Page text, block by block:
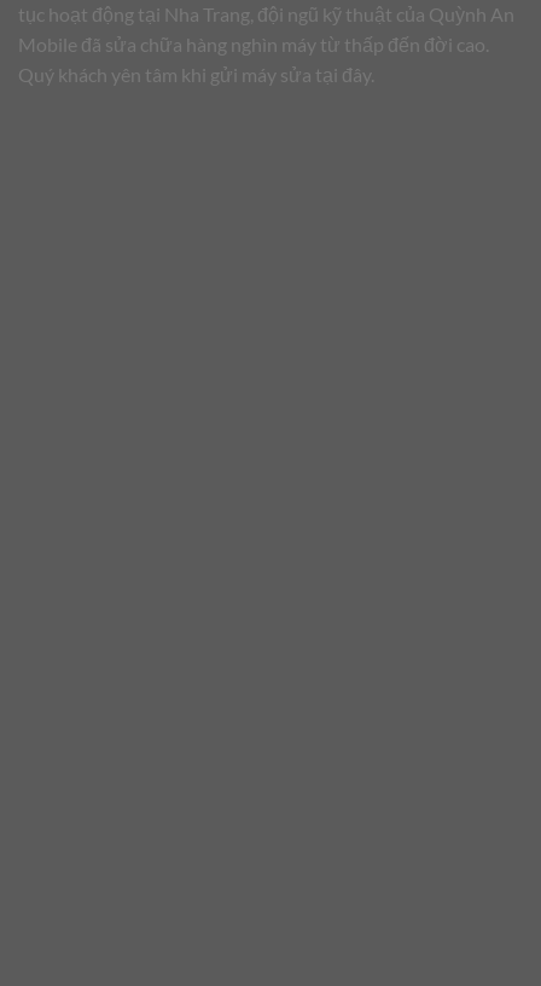
tục hoạt động tại Nha Trang, đội ngũ kỹ thuật của Quỳnh An
Mobile đã sửa chữa hàng nghìn máy từ thấp đến đời cao.
Quý khách yên tâm khi gửi máy sửa tại đây.